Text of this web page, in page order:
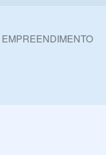
Pular para o conteúdo
EMPREENDIMENTO